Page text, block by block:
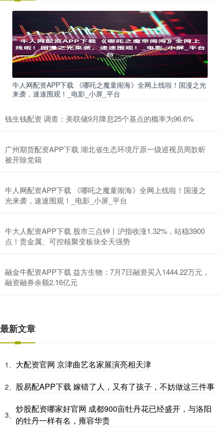
牛人网配资APP下载 《哪吒之魔童闹海》全网上线啦！国漫之光
来袭，速速围观！_电影_小屏_平台
钱生钱配资 调查：美联储9月降息25个基点的概率为96.6%
广州期货配资APP下载 湖北省生态环境厅原一级巡视员周歆昕
被开除党籍
牛人网配资APP下载 《哪吒之魔童闹海》全网上线啦！国漫之
光来袭，速速围观！_电影_小屏_平台
牛大人配资APP下载 股市三点钟丨沪指收涨1.32%，站稳3900
点！贵金属、可控核聚变板块全天强势
融金牛配资APP下载 益方生物：7月7日融资买入1444.22万元，
融资融券余额2.16亿元
最新文章
1、 大配资官网 京津曲艺名家展演亮相天津
2、 股易配APP下载 嫁错了人，又有了孩子，不妨做这三件事
3、
炒股配资哪家好官网 成都900亩牡丹花已经盛开，与洛阳
的牡丹一样有名，雍容华贵